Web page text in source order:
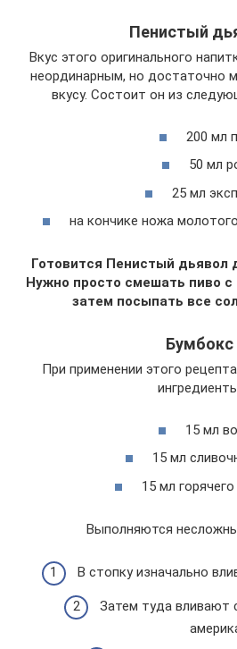
Пенистый
Вкус этого оригинального
неординарным, но достаточно
вкусу. Состоит он из
200 мл
50 мл
25 мл
на кончике ножа
Готовится Пенистый дьявол
Нужно просто смешать пиво с
затем посыпать все
Бумбокс
При применении этого
15 мл
15 мл
15 мл
Выполняются
В стопку изначально
Затем туда